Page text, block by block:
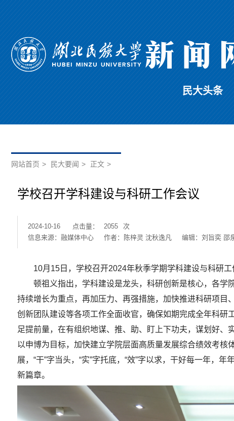
民大头条
网站首页 > 民大要闻 > 正文 >
学校召开学科建设与科研工作会议
2024-10-16 点击量： 2055
次
信息来源：融媒体中心
作者：陈梓灵 沈秋逸凡 编辑：刘旨奕 邵
10月15日，学校召开2024年秋季学期学科建设与科研
顿祖义指出，学科建设是龙头，科研创新是核心，各学
持续增长为重点，再加压力、再强措施，加快推进科研项目
创新团队建设等各项工作全面收官，确保如期完成全年科
足提前量，在有组织地谋、推、助、盯上下功夫，谋划好
以申博为目标，加快建立学院层面高质量发展综合绩效考
展，“干”字当头，“实”字托底，“效”字以求，干好每一年，
新篇章。